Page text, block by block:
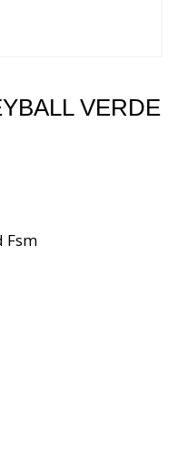
VERDE
Fsm